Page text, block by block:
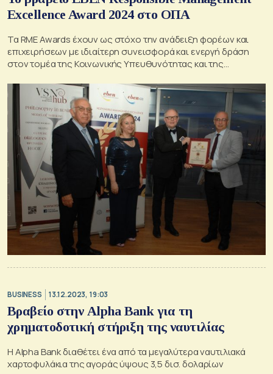
Excellence Award 2024 στο ΟΠΑ
Τα RME Awards έχουν ως στόχο την ανάδειξη φορέων και
επιχειρήσεων με ιδιαίτερη συνεισφορά και ενεργή δράση
στον τομέα της Κοινωνικής Υπευθυνότητας και της
BUSINESS 13.12.2023, 19:03
Βραβείο στην Alpha Bank για τη
χρηματοδοτική στήριξη της ναυτιλίας
Η Alpha Bank διαθέτει ένα από τα μεγαλύτερα ναυτιλιακά
χαρτοφυλάκια της αγοράς ύψους 3,5 δισ. δολαρίων